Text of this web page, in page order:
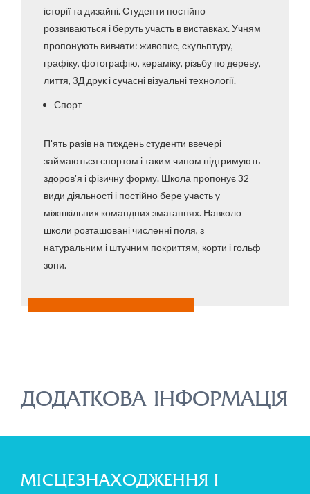
історії та дизайні. Студенти постійно
розвиваються і беруть участь в виставках. Учням
пропонують вивчати: живопис, скульптуру,
графіку, фотографію, кераміку, різьбу по дереву,
лиття, 3Д друк і сучасні візуальні технології.
Спорт
П'ять разів на тиждень студенти ввечері
займаються спортом і таким чином підтримують
здоров'я і фізичну форму. Школа пропонує 32
види діяльності і постійно бере участь у
міжшкільних командних змаганнях. Навколо
школи розташовані численні поля, з
натуральним і штучним покриттям, корти і гольф-
зони.
ДОДАТКОВА ІНФОРМАЦІЯ
МІСЦЕЗНАХОДЖЕННЯ І